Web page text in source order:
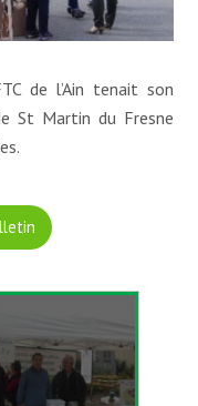
de l’Ain tenait son
St Martin du Fresne